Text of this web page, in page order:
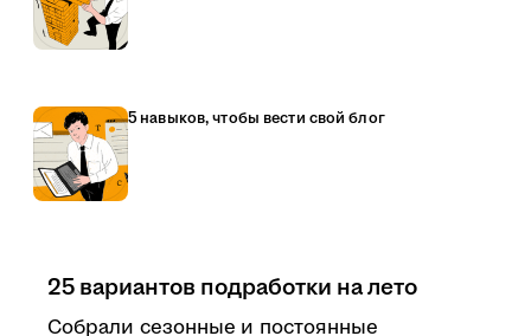
5 навыков, чтобы вести свой блог
25 вариантов подработки на лето
Собрали сезонные и постоянные